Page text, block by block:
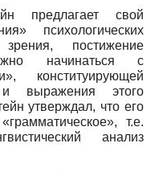
предлагает свой
психологических
постижение
начинаться с
конституирующей
выражения этого
утверждал, что его
т.е.
анализ